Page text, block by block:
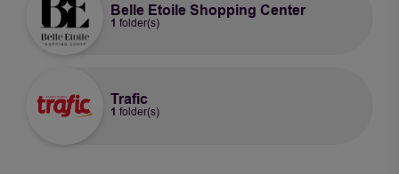
Belle Etoile Shopping Center
1 folder(s)
Trafic
1 folder(s)